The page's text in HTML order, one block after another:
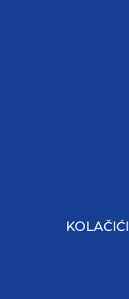
KOLAČIĆI